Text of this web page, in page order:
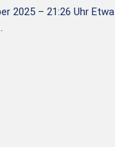
2025 – 21:26 Uhr Etwa